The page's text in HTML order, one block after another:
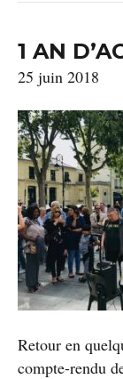
1 AN
25 juin 2018
Retour en
compte-rendu